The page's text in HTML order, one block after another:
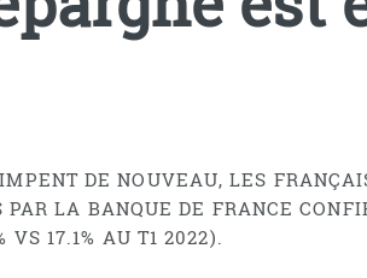
DE NOUVEAU, LES
LA BANQUE DE FRANCE
VS 17.1% AU T1 2022).